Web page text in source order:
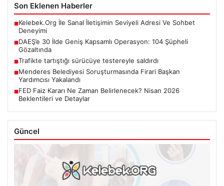
Son Eklenen Haberler
■Kelebek.Org İle Sanal İletişimin Seviyeli Adresi Ve Sohbet
Deneyimi
■DAEŞ’e 30 İlde Geniş Kapsamlı Operasyon: 104 Şüpheli
Gözaltında
■Trafikte tartıştığı sürücüye testereyle saldırdı
■Menderes Belediyesi Soruşturmasında Firari Başkan
Yardımcısı Yakalandı
■FED Faiz Kararı Ne Zaman Belirlenecek? Nisan 2026
Beklentileri ve Detaylar
Güncel